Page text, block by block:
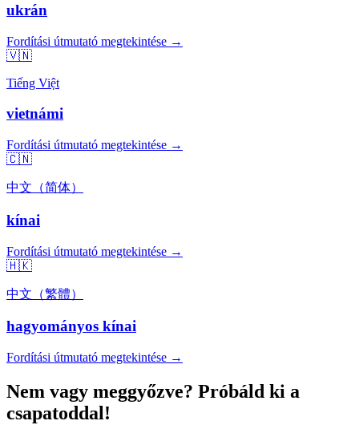
ukrán
Fordítási útmutató megtekintése →
🇻🇳
Tiếng Việt
vietnámi
Fordítási útmutató megtekintése →
🇨🇳
中文（简体）
kínai
Fordítási útmutató megtekintése →
🇭🇰
中文（繁體）
hagyományos kínai
Fordítási útmutató megtekintése →
Nem vagy meggyőzve? Próbáld ki a
csapatoddal!